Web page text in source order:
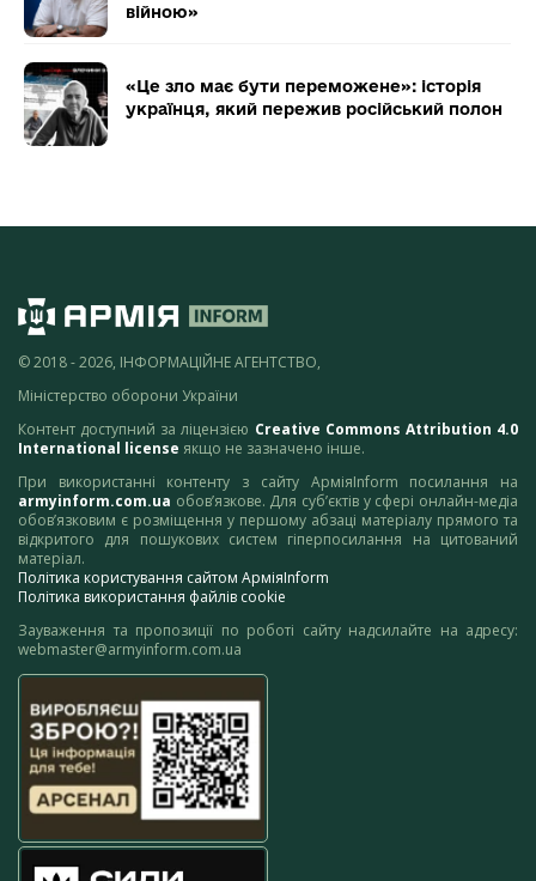
війною»
«Це зло має бути переможене»: історія
українця, який пережив російський полон
© 2018 - 2026, ІНФОРМАЦІЙНЕ АГЕНТСТВО,
Міністерство оборони України
Контент доступний за ліцензією Creative Commons Attribution 4.0
International license якщо не зазначено інше.
При використанні контенту з сайту АрміяInform посилання на
armyinform.com.ua обов’язкове. Для суб’єктів у сфері онлайн-медіа
обов’язковим є розміщення у першому абзаці матеріалу прямого та
відкритого для пошукових систем гіперпосилання на цитований
матеріал.
Політика користування сайтом АрміяInform
Політика використання файлів cookie
Зауваження та пропозиції по роботі сайту надсилайте на адресу:
webmaster@armyinform.com.ua